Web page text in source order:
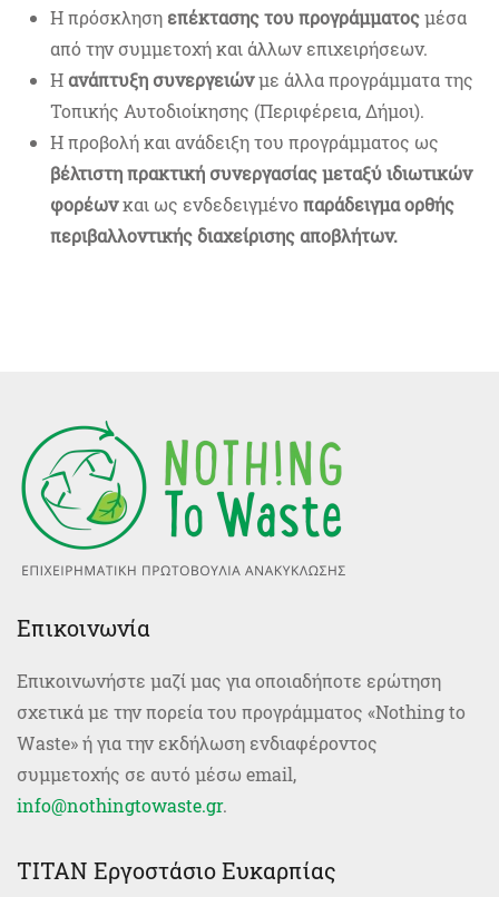
Η πρόσκληση επέκτασης του προγράμματοςμέσα
από την συμμετοχή και άλλων επιχειρήσεων.
Ηανάπτυξη συνεργειώνμε άλλα προγράμματα της
Τοπικής Αυτοδιοίκησης (Περιφέρεια, Δήμοι).
Η προβολή και ανάδειξη του προγράμματος ως
βέλτιστη πρακτική συνεργασίαςμεταξύ ιδιωτικών
φορέωνκαι ως ενδεδειγμένο παράδειγμα ορθής
περιβαλλοντικής διαχείρισης αποβλήτων.
Επικοινωνία
Επικοινωνήστε μαζί μας για οποιαδήποτε ερώτηση
σχετικά με την πορεία του προγράμματος «Nοthing to
Waste» ή για την εκδήλωση ενδιαφέροντος
συμμετοχής σε αυτό μέσω email,
info@nothingtowaste.gr.
TITAN Εργοστάσιο Ευκαρπίας